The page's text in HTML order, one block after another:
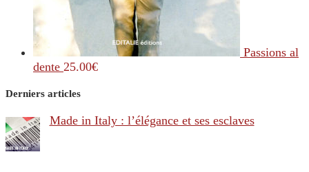
Passions al
dente 25.00€
Derniers articles
Made in Italy : l’élégance et ses esclaves